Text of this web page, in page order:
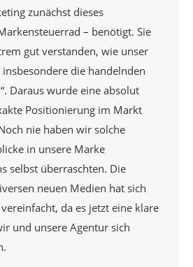
zunächst dieses
– benötigt. Sie
gut verstanden, wie unser
die handelnden
Daraus wurde eine absolut
Positionierung im Markt
nie haben wir solche
in unsere Marke
selbst überraschten. Die
neuen Medien hat sich
da es jetzt eine klare
und unsere Agentur sich